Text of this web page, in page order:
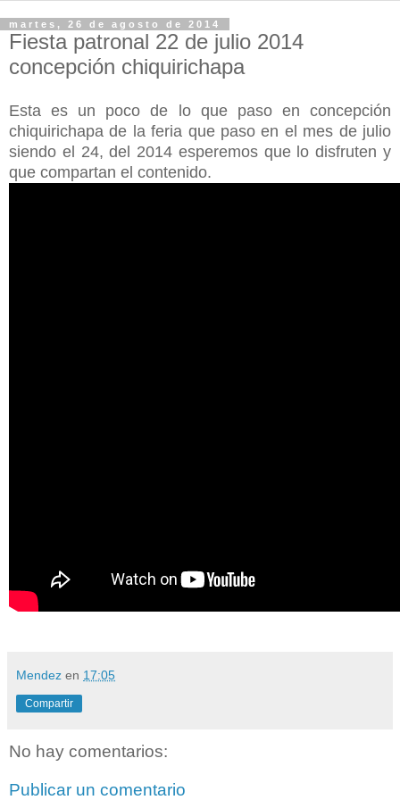
martes, 26 de agosto de 2014
Fiesta patronal 22 de julio 2014
concepción chiquirichapa
Esta es un poco de lo que paso en concepción
chiquirichapa de la feria que paso en el mes de julio
siendo el 24, del 2014 esperemos que lo disfruten y
que compartan el contenido.
Mendez en 17:05
Compartir
No hay comentarios:
Publicar un comentario